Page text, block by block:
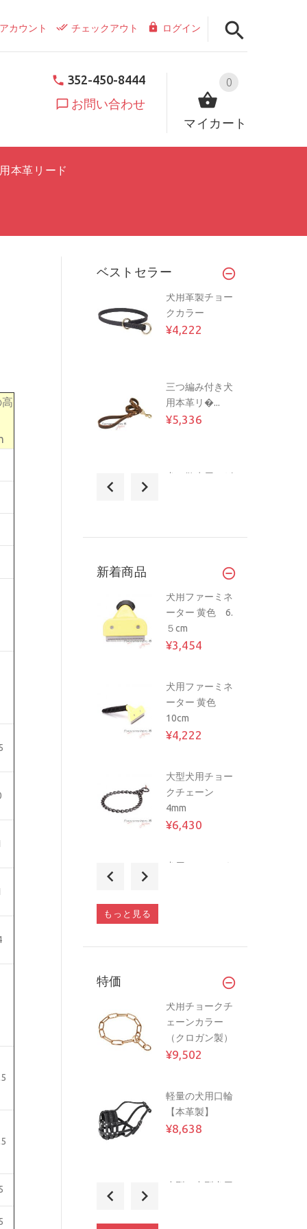
カウント チェックアウト ログイン
0
マイカート
352-450-8444
お問い合わせ
本革リード
ベストセラー
犬用革製チョー
クカラー
¥4,222
三つ編み付き犬
用本革リ�...
¥5,336
犬の散歩用レザ
犬訓練用首輪...
¥5,758
¥7,294
新着商品
犬用ファーミネ
ーター 黄色 6.
５cm
¥3,454
犬用ファーミネ
ーター 黄色
10cm
¥4,222
大型犬用チョー
クチェーン
4mm
¥6,430
犬用ファーミネ
もっと見る
特価
犬用チョークチ
ェーンカラー
（クロガン製）
¥9,502
軽量の犬用口輪
【本革製】
¥8,638
小型・中型犬用